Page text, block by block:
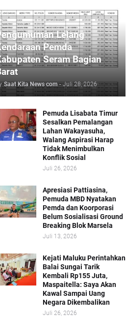
Lelang
Pemda
Seram Bagian
Saat Kita News com - Juli 28, 2026
Pemuda Lisabata Timur
Sesalkan Pemalangan
Lahan Wakayasuha,
Walang Aspirasi Harap
Tidak Menimbulkan
Konflik Sosial
Juli 26, 2026
Apresiasi Pattiasina,
Pemuda MBD Nyatakan
Pemda dan Koorporasi
Belum Sosialisasi Ground
Breaking Blok Marsela
Juli 13, 2026
Kejati Maluku Perintahkan
Balai Sungai Tarik
Kembali Rp155 Juta,
Maspaitella: Saya Akan
Kawal Sampai Uang
Negara Dikembalikan
Juli 26, 2026